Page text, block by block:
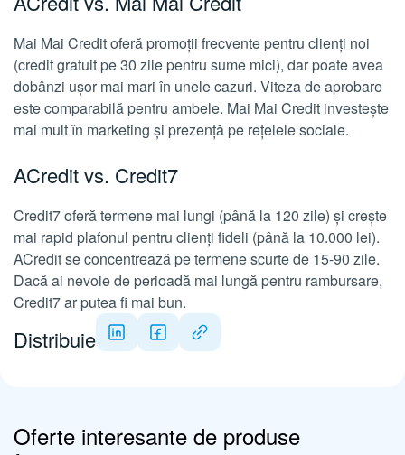
Mai Mai Credit oferă promoții frecvente pentru clienți noi
(credit gratuit pe 30 zile pentru sume mici), dar poate avea
dobânzi ușor mai mari în unele cazuri. Viteza de aprobare
este comparabilă pentru ambele. Mai Mai Credit investește
mai mult în marketing și prezență pe rețelele sociale.
ACredit vs. Credit7
Credit7 oferă termene mai lungi (până la 120 zile) și crește
mai rapid plafonul pentru clienți fideli (până la 10.000 lei).
ACredit se concentrează pe termene scurte de 15-90 zile.
Dacă ai nevoie de perioadă mai lungă pentru rambursare,
Credit7 ar putea fi mai bun.
Distribuie
Oferte interesante de produse